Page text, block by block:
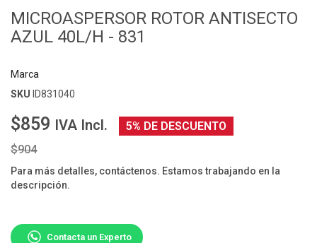
MICROASPERSOR ROTOR ANTISECTO
AZUL 40L/H - 831
Marca
SKU ID831040
$859 IVA Incl.
5% DE DESCUENTO
$904
Para más detalles, contáctenos. Estamos trabajando en la
descripción.
Contacta un Experto